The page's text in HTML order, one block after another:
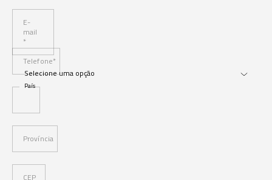
E-
mail
*
Telefone*
País
Província
CEP